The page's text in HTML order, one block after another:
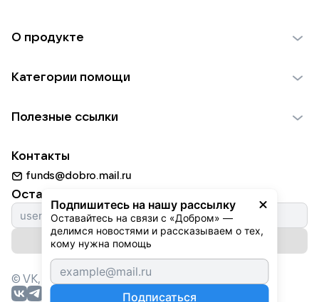
Подпишитесь на нашу рассылку
Оставайтесь на связи с «Добром» —
делимся новостями и рассказываем о тех,
кому нужна помощь
Подписаться
О продукте
Использование материалов
Для НКО
Партнерам
Категории помощи
Пожилым
Животным
Природе
Культуре
Фондам
Полезные ссылки
Добрый день
Истории
Автоплатежи
Контакты
funds@dobro.mail.ru
Оставайтесь с нами
Подписаться на рассылку
© VK, 2026г. Все права защищены.